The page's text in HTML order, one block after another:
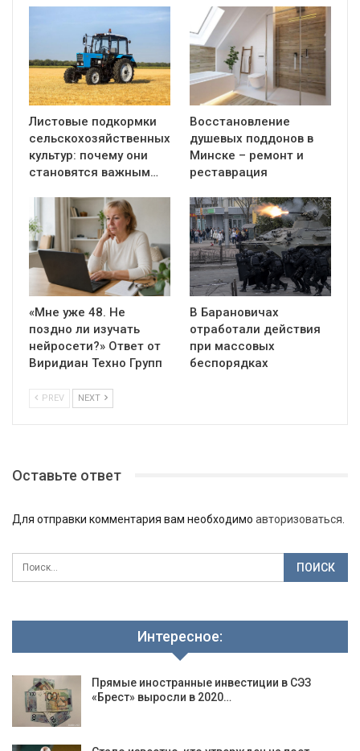
Листовые подкормки
сельскохозяйственных
культур: почему они
становятся важным…
Восстановление
душевых поддонов в
Минске – ремонт и
реставрация
«Мне уже 48. Не
поздно ли изучать
нейросети?» Ответ от
Виридиан Техно Групп
В Барановичах
отработали действия
при массовых
беспорядках
PREV NEXT
Оставьте ответ
Для отправки комментария вам необходимо авторизоваться
Интересное:
Прямые иностранные инвестиции в СЭЗ
«Брест» выросли в 2020…